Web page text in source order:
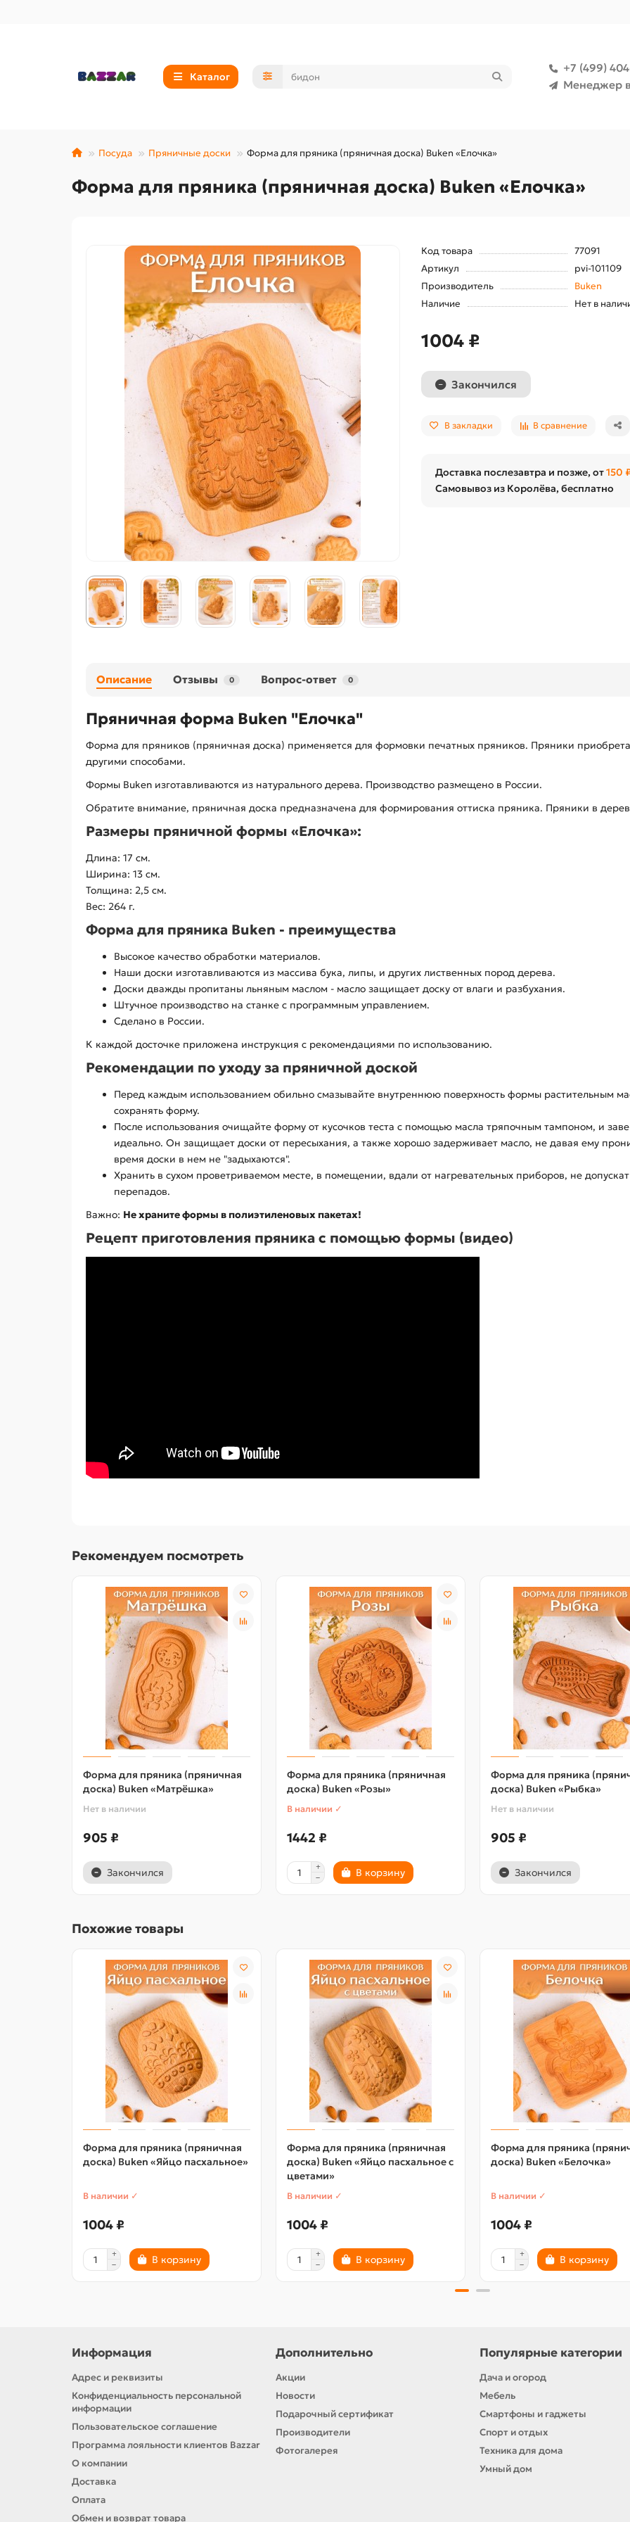
Каталог
+7 (499)
Менеджер
Посуда Пряничные доски Форма для пряника (пряничная доска) Buken «Елочка»
Форма для пряника (пряничная доска) Buken «Елочка»
Код товара
77091
Артикул
pvi-101109
Производитель
Buken
Наличие
Нет в
1004 ₽
Закончился
В закладки В сравнение
Доставка послезавтра и позже, от150
Самовывоз из Королёва, бесплатно
Описание Отзывы 0 Вопрос-ответ 0
Пряничная форма Buken "Елочка"
Форма для пряников (пряничная доска) применяется для формовки печатных пряников. Пряники
другими способами.
Формы Buken изготавливаются из натурального дерева. Производство размещено в России.
Обратите внимание, пряничная доска предназначена для формирования оттиска пряника. Пряники в
Размеры пряничной формы «Елочка»:
Длина: 17 см.
Ширина: 13 см.
Толщина: 2,5 см.
Вес: 264 г.
Форма для пряника Buken - преимущества
Высокое качество обработки материалов.
Наши доски изготавливаются из массива бука, липы, и других лиственных пород дерева.
Доски дважды пропитаны льняным маслом - масло защищает доску от влаги и разбухания.
Штучное производство на станке с программным управлением.
Сделано в России.
К каждой досточке приложена инструкция с рекомендациями по использованию.
Рекомендации по уходу за пряничной доской
Перед каждым использованием обильно смазывайте внутреннюю поверхность формы растительным
сохранять форму.
После использования очищайте форму от кусочков теста с помощью масла тряпочным тампоном, и
идеально. Он защищает доски от пересыхания, а также хорошо задерживает масло, не давая ему
время доски в нем не "задыхаются".
Хранить в сухом проветриваемом месте, в помещении, вдали от нагревательных приборов, не
перепадов.
Важно: Не храните формы в полиэтиленовых пакетах!
Рецепт приготовления пряника с помощью формы (видео)
Рекомендуем посмотреть
Форма для пряника (пряничная
доска) Buken «Матрёшка»
Нет в наличии
905 ₽
Закончился
Форма для пряника (пряничная
доска) Buken «Розы»
В наличии ✓
1442 ₽
В корзину
Форма для пряника
доска) Buken «Рыбка»
Нет в наличии
905 ₽
Закончился
Похожие товары
Форма для пряника (пряничная
доска) Buken «Яйцо пасхальное»
В наличии ✓
1004 ₽
В корзину
Форма для пряника (пряничная
доска) Buken «Яйцо пасхальное с
цветами»
В наличии ✓
1004 ₽
В корзину
Форма для пряника
доска) Buken «Белочка»
В наличии ✓
1004 ₽
В корзину
Информация
Адрес и реквизиты
Конфиденциальность персональной
информации
Пользовательское соглашение
Программа лояльности клиентов Bazzar
О компании
Доставка
Оплата
Обмен и возврат товара
Дополнительно
Акции
Новости
Подарочный сертификат
Производители
Фотогалерея
Популярные категории
Дача и огород
Мебель
Смартфоны и гаджеты
Спорт и отдых
Техника для дома
Умный дом